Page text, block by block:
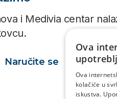
i Medivia centar
Naručite se
Ova
Ova
kolačiće u
iskustva.